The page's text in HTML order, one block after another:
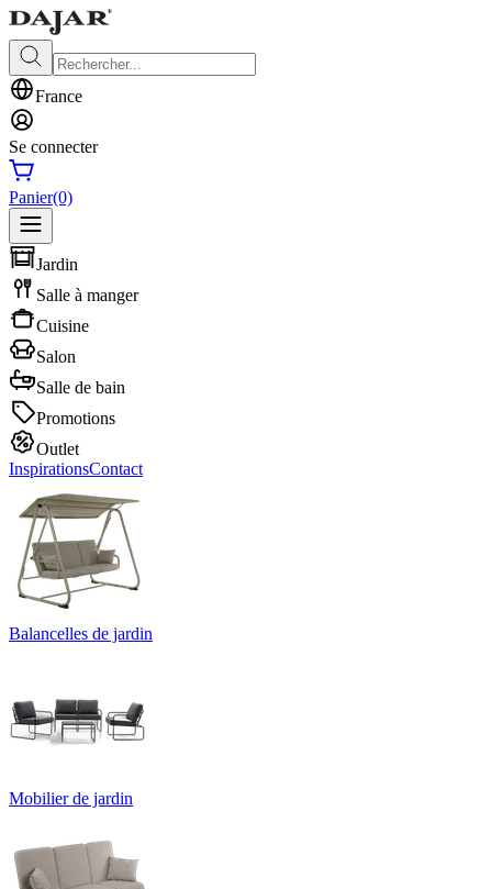
France
Se connecter
Panier(0)
Jardin
Salle à manger
Cuisine
Salon
Salle de bain
Promotions
Outlet
InspirationsContact
Balancelles de jardin
Mobilier de jardin